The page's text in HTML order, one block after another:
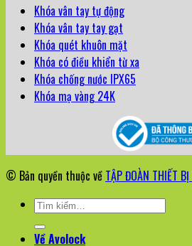
Khóa vân tay tự động
Khóa vân tay tay gạt
Khóa quét khuôn mặt
Khóa có điều khiển từ xa
Khóa chống nước IPX65
Khóa mạ vàng 24K
© Bản quyền thuộc về TẬP ĐOÀN THIẾT
Tìm
Về Avolock